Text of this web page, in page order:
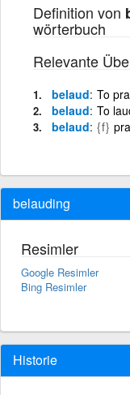
Definition von
wörterbuch
Relevante
belaud To
belaud To
belaud {f}
belauding
Resimler
Google Resimler
Bing Resimler
Historie